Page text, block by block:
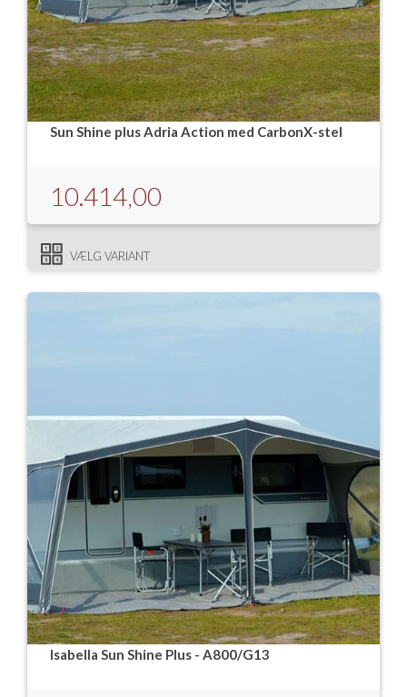
Isabella Opstillingsvejledninger
GPDR - Optagelse af foto og video
GPDR - KG Camping Kundeklub
Sun Shine plus Adria Action med CarbonX-stel
10.414,00
VÆLG VARIANT
Isabella Sun Shine Plus - A800/G13